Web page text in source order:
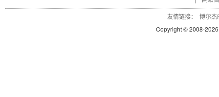
友情链接：
博尔杰
Copyright © 2008-2026